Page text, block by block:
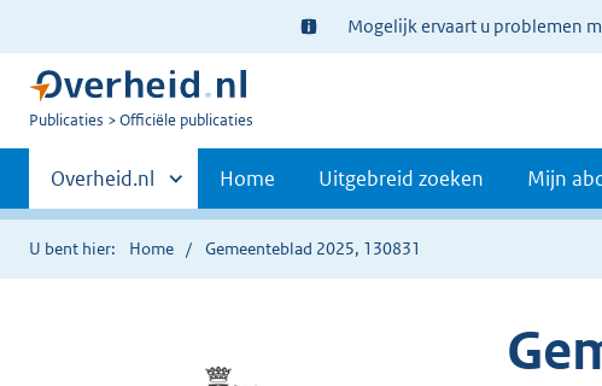
Ter
informatie:
Mogelijk ervaart u problemen
U
Publicaties Officiële publicaties
Primaire
navigatie
Andere
sites
binnen
Overheid.nl Home Uitgebreid zoeken Mijn
U bent hier: Home Gemeenteblad 2025, 130831